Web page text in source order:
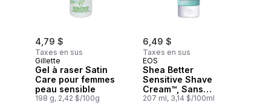
4,79 $
Taxes en sus
Gillette
Gel à raser Satin
Care pour femmes
peau sensible
198 g, 2,42 $/100g
6,49 $
Taxes en sus
EOS
Shea Better
Sensitive Shave
Cream™, Sans
Parfum
207 ml, 3,14 $/100ml